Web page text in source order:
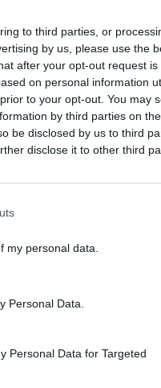
to third parties, or
by us, please use the
after your opt-out request
on personal information
to your opt-out. You may
by third parties on
be disclosed by us to third
disclose it to other third
my personal data.
Personal Data.
Personal Data for Targeted
ως κινηθεί με στόχο
τώρα τους δίνει